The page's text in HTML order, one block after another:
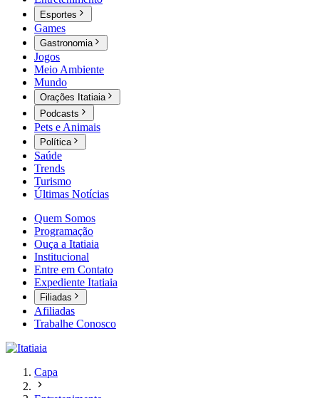
Esportes
Games
Gastronomia
Jogos
Meio Ambiente
Mundo
Orações Itatiaia
Podcasts
Pets e Animais
Política
Saúde
Trends
Turismo
Últimas Notícias
Quem Somos
Programação
Ouça a Itatiaia
Institucional
Entre em Contato
Expediente Itatiaia
Filiadas
Afiliadas
Trabalhe Conosco
Capa